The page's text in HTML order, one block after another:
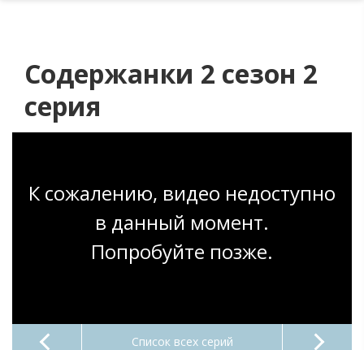
Содержанки 2 сезон 2
серия
К сожалению, видео недоступно
в данный момент.
Попробуйте позже.
Список всех серий